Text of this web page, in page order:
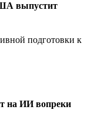
выпустит
подготовки к
на ИИ вопреки